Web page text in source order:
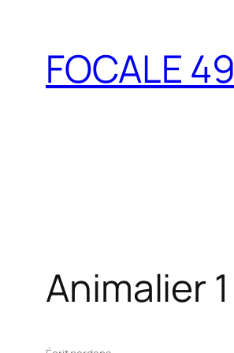
contenuFOCALE 49
Animalier 1